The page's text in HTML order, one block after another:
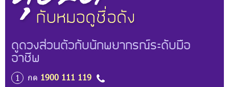
ดูดวงส่วนตัวกับนักพยากรณ์ระดับมือ
อาชีพ
1 กด 1900 111 119